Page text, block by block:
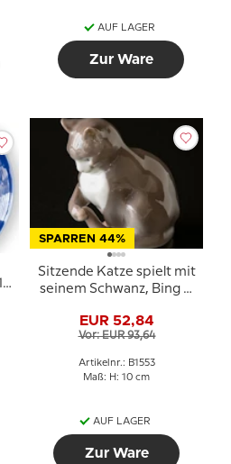
AUF LAGER
Zur Ware
SPARREN 44%
Sitzende Katze spielt mit
seinem Schwanz, Bing &
EUR 52,84
Vor: EUR 93,64
Artikelnr.: B1553
Maß: H: 10 cm
AUF LAGER
Zur Ware